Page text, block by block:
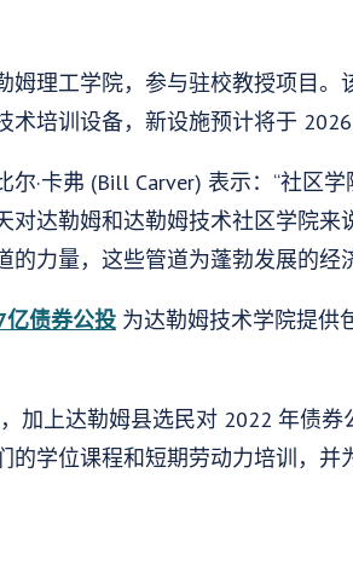
姆理工学院，参与驻校教授项目。
培训设备，新设施预计将于 2026
·卡弗 (Bill Carver) 表示：“社区
对达勒姆和达勒姆技术社区学院
力量，这些管道为蓬勃发展的经
亿债券公投为达勒姆技术学院提供
加上达勒姆县选民对 2022 年债
的学位课程和短期劳动力培训，并